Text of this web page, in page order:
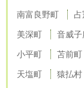
南富良野町 占
美深町 音威子
小平町 苫前町
天塩町 猿払村